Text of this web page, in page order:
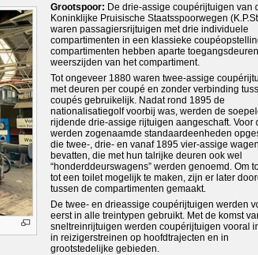
Grootspoor: De drie-assige coupérijtuigen van
Koninklijke Pruisische Staatsspoorwegen
waren passagiersrijtuigen met drie individuele
compartimenten in een klassieke
compartimenten hebben aparte
weerszijden van het compartiment.
Tot ongeveer 1880 waren twee-assige
met deuren per coupé en zonder verbinding
coupés gebruikelijk. Nadat rond 1895 de
nationalisatiegolf voorbij was, werden de
rijdende drie-assige rijtuigen aangeschaft. Voor
werden zogenaamde standaardeenheden
die twee-, drie- en vanaf 1895 vier-assige
bevatten, die met hun talrijke deuren ook wel
“honderddeurswagens” werden genoemd. Om
tot een toilet mogelijk te maken, zijn er later
tussen de compartimenten gemaakt.
De twee- en drieassige coupérijtuigen werden
eerst in alle treintypen gebruikt. Met de komst
sneltreinrijtuigen werden coupérijtuigen vooral
in reizigerstreinen op hoofdtrajecten en in
grootstedelijke gebieden.